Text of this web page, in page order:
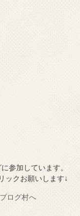
参加しています。
ックお願いします↓